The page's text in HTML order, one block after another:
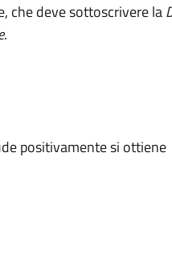
che deve sottoscrivere la
.
positivamente si ottiene